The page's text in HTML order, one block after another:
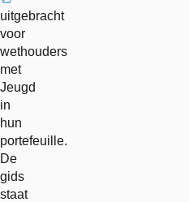
externe
link
uitgebracht
voor
wethouders
met
Jeugd
in
hun
portefeuille.
De
gids
staat